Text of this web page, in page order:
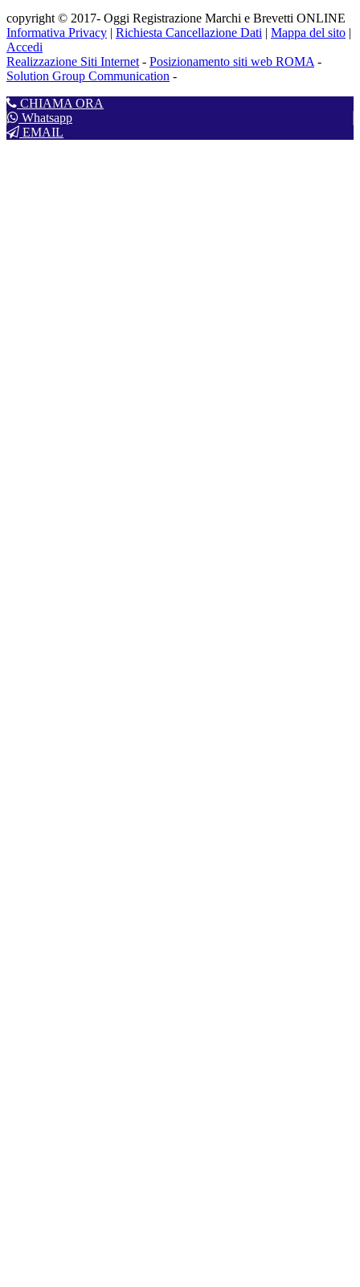
copyright © 2017- Oggi Registrazione Marchi e Brevetti ONLINE
Informativa Privacy | Richiesta Cancellazione Dati | Mappa del sito |
Accedi
Realizzazione Siti Internet - Posizionamento siti web ROMA -
Solution Group Communication -
CHIAMA ORA
Whatsapp
EMAIL